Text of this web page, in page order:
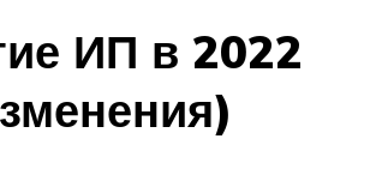
ИП в 2022